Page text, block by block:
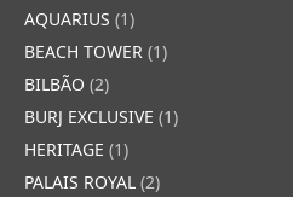
AQUARIUS (1)
BEACH TOWER (1)
BILBÃO (2)
BURJ EXCLUSIVE (1)
HERITAGE (1)
PALAIS ROYAL (2)